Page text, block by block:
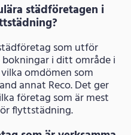
städföretagen i
som utför
i ditt område i
omdömen som
annat Reco. Det ger
företag som är mest
flyttstädning.